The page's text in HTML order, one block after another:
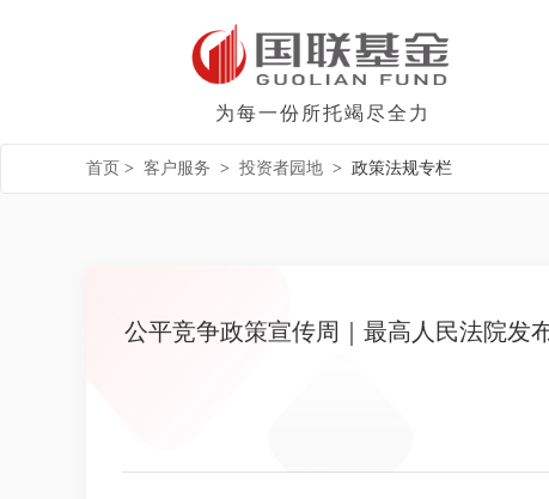
为每一份所托竭尽全力
首页 > 客户服务 > 投资者园地 > 政策法规专栏
公平竞争政策宣传周｜最高人民法院发